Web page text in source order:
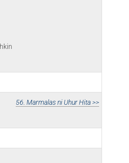
56. Marmalas ni Uhur Hita >>